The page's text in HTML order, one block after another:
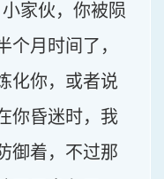
家伙，你被陨
个月时间了，
化你，或者说
你昏迷时，我
御着，不过那